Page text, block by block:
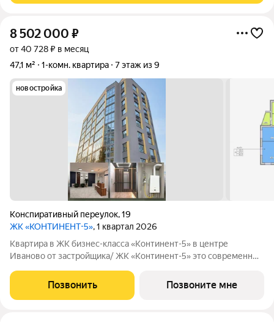
8 502 000 ₽
от 40 728 ₽ в месяц
47,1 м²
1-комн. квартира 7 этаж из 9
новостройка
Конспиративный переулок,19
ЖК «КОНТИНЕНТ-5», 1 квартал 2026
Квартира в ЖК бизнес-класса «Континент-5» в центре
Иваново от застройщика/ ЖК «Континент-5» это современный
Закрытая территория, всего 62 квартиры, высокий уровень
комфорта для тех, кто ценит
Позвонить Позвоните мне